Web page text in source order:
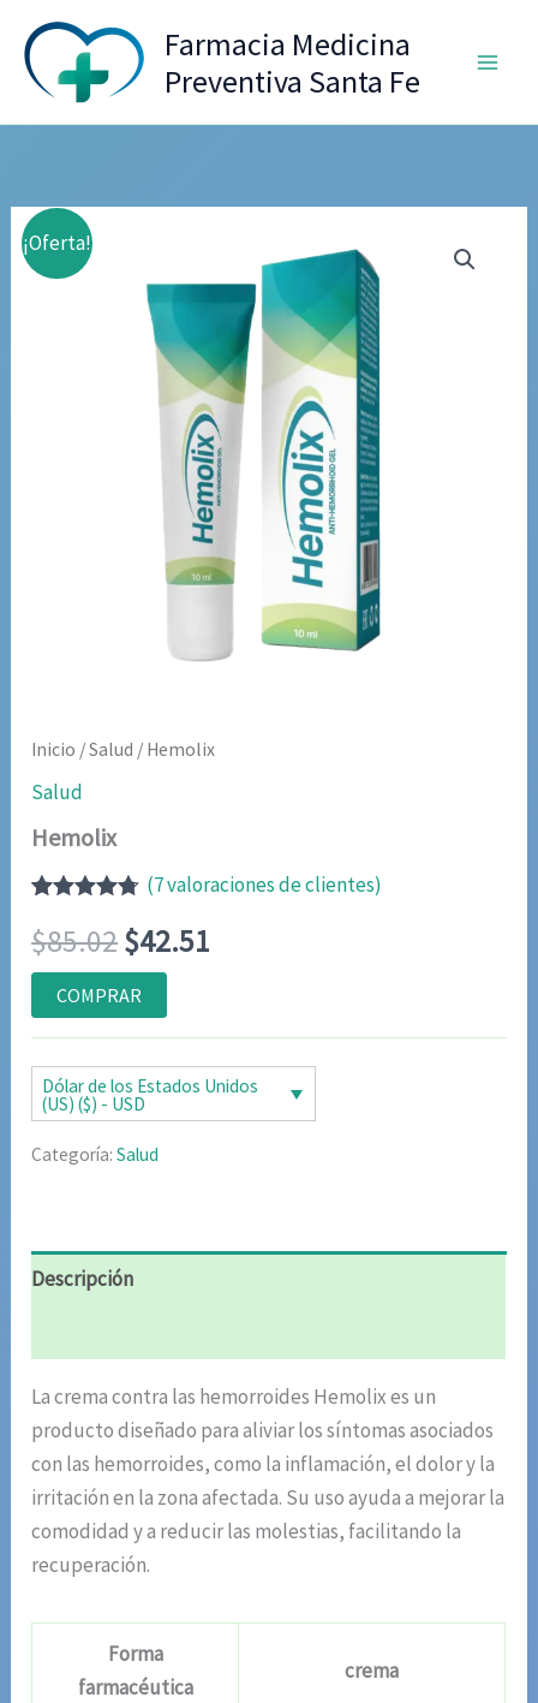
contenido
Farmacia Medicina
Preventiva Santa Fe
¡Oferta!
Inicio /Salud / Hemolix
Salud
Hemolix
con4.67de
5 en base
a
valoraciones
de
clientes
(7valoraciones de clientes)
$85.02El
precio
original
era:
$85.02.
$42.51
actual
es:
COMPRAR
Dólar de los Estados Unidos
(US) ($) - USD
Categoría:Salud
Descripción
La crema contra las hemorroides Hemolix es un
producto diseñado para aliviar los síntomas asociados
con las hemorroides, como la inflamación, el dolor y la
irritación en la zona afectada. Su uso ayuda a mejorar la
comodidad y a reducir las molestias, facilitando la
recuperación.
Forma
farmacéutica
crema